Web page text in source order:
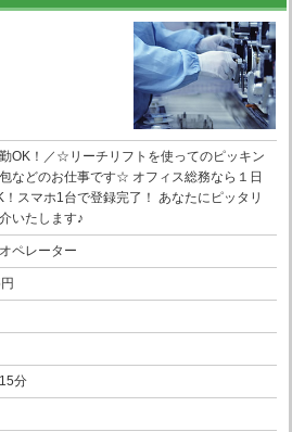
OK！／☆リーチリフトを使ってのピッキン
などのお仕事です☆ オフィス総務なら１日
スマホ1台で登録完了！ あなたにピッタリ
いたします♪
ペレーター
分